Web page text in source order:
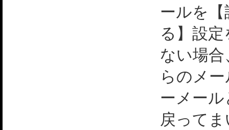
ールを【
る】設
ない場
らのメ
ーメー
戻って